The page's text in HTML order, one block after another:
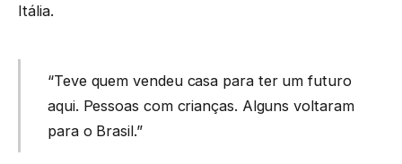
Itália.
“Teve quem vendeu casa para ter um futuro
aqui. Pessoas com crianças. Alguns voltaram
para o Brasil.”